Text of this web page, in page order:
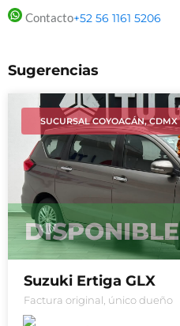
Contacto+52 56 1161 5206
Sugerencias
SUCURSAL COYOACÁN, CDMX
DISPONIBLE
Suzuki Ertiga GLX
Factura original, único dueño